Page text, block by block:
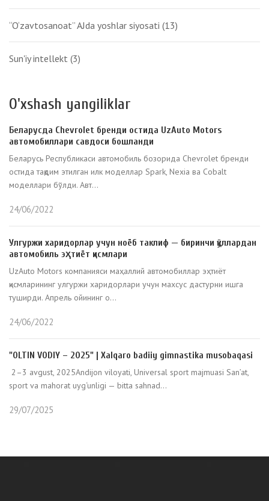
“O‘zavtosanoat” AJda yoshlar siyosati (13)
Sun'iy intellekt (3)
O'xshash yangiliklar
Беларусда Chevrolet бренди остида UzAuto Motors
автомобиллари савдоси бошланди
Беларусь Республикаси автомобиль бозорида Chevrolet бренди
остида тақдим этилган илк моделлар Spark, Nexia ва Cobalt
моделлари бўлди. Авт...
24/06/2022
Улгуржи харидорлар учун ноёб таклиф — биринчи қўллардан
автомобиль эҳтиёт қисмлари
UzAuto Motors компанияси маҳаллий автомобиллар эҳтиёт
қисмларининг улгуржи харидорлари учун махсус дастурни ишга
туширди. Апрель ойининг о...
24/06/2022
"OLTIN VODIY – 2025" | Xalqaro badiiy gimnastika musobaqasi
2–3 avgust, 2025Andijon viloyati, Universal sport majmuasi San’at,
sport va mahorat uyg‘unligi — bitta sahnad...
29/07/2025